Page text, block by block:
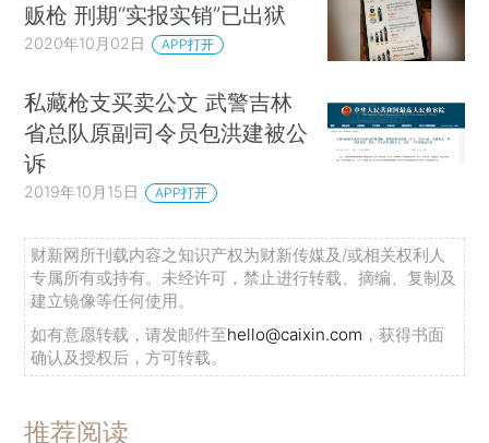
贩枪 刑期“实报实销”已出狱
2020年10月02日 APP打开
私藏枪支买卖公文 武警吉林
省总队原副司令员包洪建被公
诉
2019年10月15日 APP打开
财新网所刊载内容之知识产权为财新传媒及/或相关权利人
专属所有或持有。未经许可，禁止进行转载、摘编、复制及
建立镜像等任何使用。
如有意愿转载，请发邮件至hello@caixin.com ，获得书面
确认及授权后，方可转载。
推荐阅读